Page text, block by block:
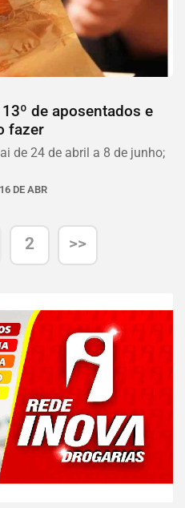
de aposentados e
fazer
de 24 de abril a 8 de junho;
DE ABR
2 >>